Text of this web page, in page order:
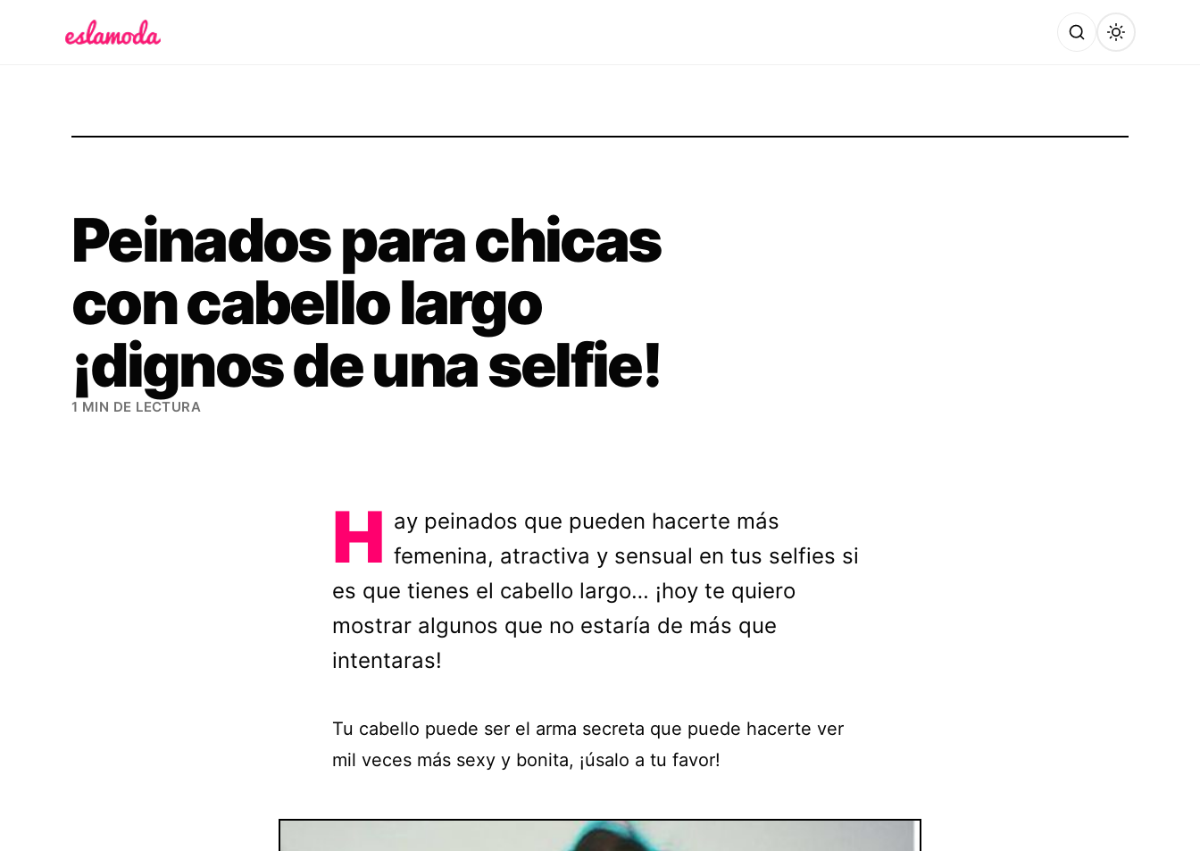
Peinados para chicas
con cabello largo
¡dignos de una selfie!
1 MIN DE LECTURA
H ay peinados que pueden hacerte más
femenina, atractiva y sensual en tus selfies si
es que tienes el cabello largo… ¡hoy te quiero
mostrar algunos que no estaría de más que
intentaras!
Tu cabello puede ser el arma secreta que puede hacerte ver
mil veces más sexy y bonita, ¡úsalo a tu favor!